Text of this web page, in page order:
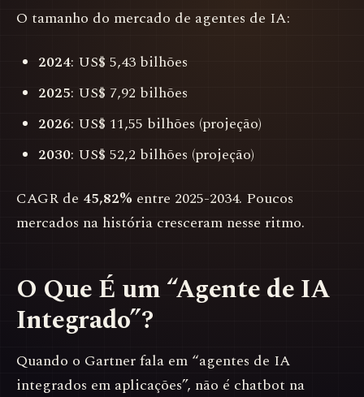
O tamanho do mercado de agentes de IA:
2024: US$ 5,43 bilhões
2025: US$ 7,92 bilhões
2026: US$ 11,55 bilhões (projeção)
2030: US$ 52,2 bilhões (projeção)
CAGR de 45,82% entre 2025-2034. Poucos
mercados na história cresceram nesse ritmo.
O Que É um “Agente de IA
Integrado”?
Quando o Gartner fala em “agentes de IA
integrados em aplicações”, não é chatbot na